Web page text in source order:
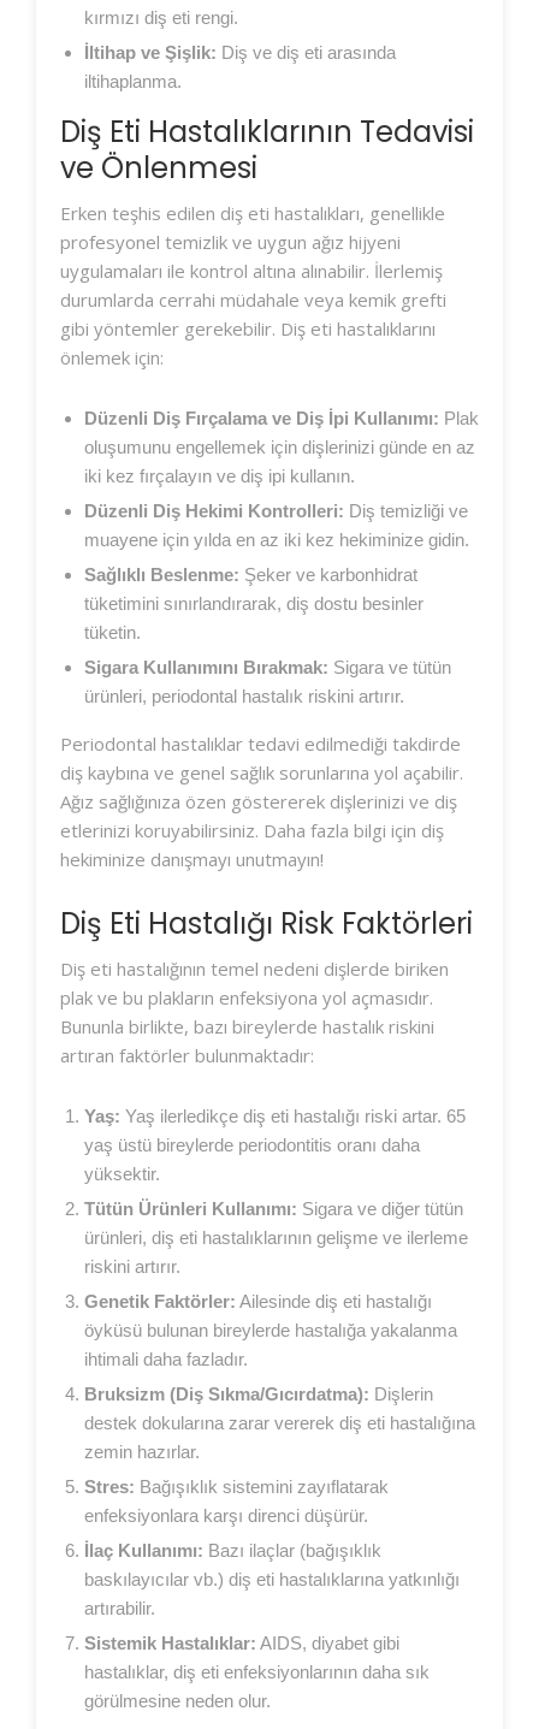
kırmızı diş eti rengi.
İltihap ve Şişlik: Diş ve diş eti arasında
iltihaplanma.
Diş Eti Hastalıklarının Tedavisi
ve Önlenmesi
Erken teşhis edilen diş eti hastalıkları, genellikle
profesyonel temizlik ve uygun ağız hijyeni
uygulamaları ile kontrol altına alınabilir. İlerlemiş
durumlarda cerrahi müdahale veya kemik grefti
gibi yöntemler gerekebilir. Diş eti hastalıklarını
önlemek için:
Düzenli Diş Fırçalama ve Diş İpi Kullanımı: Plak
oluşumunu engellemek için dişlerinizi günde en az
iki kez fırçalayın ve diş ipi kullanın.
Düzenli Diş Hekimi Kontrolleri: Diş temizliği ve
muayene için yılda en az iki kez hekiminize gidin.
Sağlıklı Beslenme: Şeker ve karbonhidrat
tüketimini sınırlandırarak, diş dostu besinler
tüketin.
Sigara Kullanımını Bırakmak: Sigara ve tütün
ürünleri, periodontal hastalık riskini artırır.
Periodontal hastalıklar tedavi edilmediği takdirde
diş kaybına ve genel sağlık sorunlarına yol açabilir.
Ağız sağlığınıza özen göstererek dişlerinizi ve diş
etlerinizi koruyabilirsiniz. Daha fazla bilgi için diş
hekiminize danışmayı unutmayın!
Diş Eti Hastalığı Risk Faktörleri
Diş eti hastalığının temel nedeni dişlerde biriken
plak ve bu plakların enfeksiyona yol açmasıdır.
Bununla birlikte, bazı bireylerde hastalık riskini
artıran faktörler bulunmaktadır:
Yaş: Yaş ilerledikçe diş eti hastalığı riski artar. 65
yaş üstü bireylerde periodontitis oranı daha
yüksektir.
Tütün Ürünleri Kullanımı: Sigara ve diğer tütün
ürünleri, diş eti hastalıklarının gelişme ve ilerleme
riskini artırır.
Genetik Faktörler: Ailesinde diş eti hastalığı
öyküsü bulunan bireylerde hastalığa yakalanma
ihtimali daha fazladır.
Bruksizm (Diş Sıkma/Gıcırdatma): Dişlerin
destek dokularına zarar vererek diş eti hastalığına
zemin hazırlar.
Stres: Bağışıklık sistemini zayıflatarak
enfeksiyonlara karşı direnci düşürür.
İlaç Kullanımı: Bazı ilaçlar (bağışıklık
baskılayıcılar vb.) diş eti hastalıklarına yatkınlığı
artırabilir.
Sistemik Hastalıklar: AIDS, diyabet gibi
hastalıklar, diş eti enfeksiyonlarının daha sık
görülmesine neden olur.